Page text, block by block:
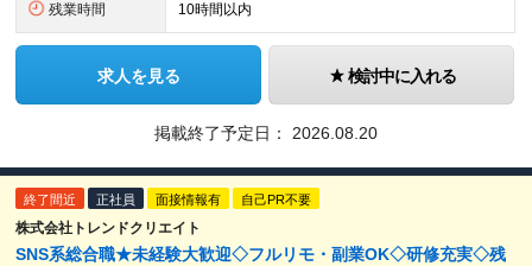
残業時間 10時間以内
求人を見る 検討中に入れる
掲載終了予定日： 2026.08.20
終了間近 正社員 面接情報有 自己PR不要
株式会社トレンドクリエイト
SNS系総合職★未経験大歓迎◇フルリモ・副業OK◇研修充実◇残